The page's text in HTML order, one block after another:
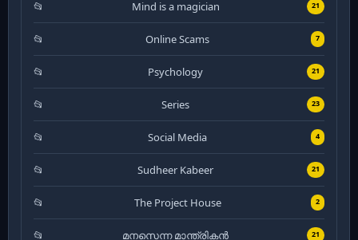
Mind is a magician 21
Online Scams 7
Psychology 21
Series 23
Social Media 4
Sudheer Kabeer 21
The Project House 2
മനസെന്ന മാന്ത്രികൻ 21